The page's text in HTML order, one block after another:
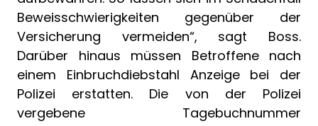
Beweisschwierigkeiten gegenüber der
Versicherung vermeiden“, sagt Boss.
Darüber hinaus müssen Betroffene nach
einem Einbruchdiebstahl Anzeige bei der
Polizei erstatten. Die von der Polizei
vergebene Tagebuchnummer